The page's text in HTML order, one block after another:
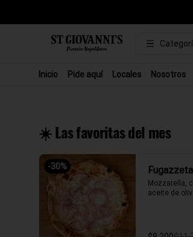
Inicio Pide aquí Locales Nosotros
☀️ Las favoritas del mes
-30%
Mozzarella,
aceite de